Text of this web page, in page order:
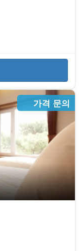
가격 문의